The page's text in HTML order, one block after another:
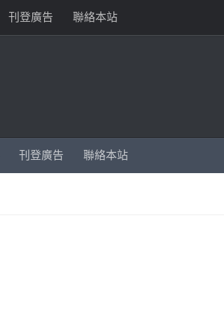
刊登廣告 聯絡本站
刊登廣告 聯絡本站